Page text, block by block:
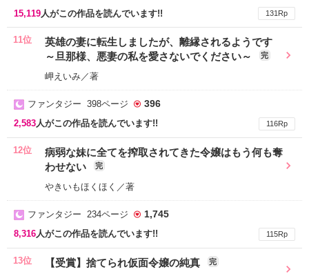
15,119人がこの作品を読んでいます!! 131Rp
11位
英雄の妻に転生しましたが、離縁されるようです
～旦那様、悪妻の私を愛さないでください～
完
岬えいみ／著
ファンタジー 398ページ 396
2,583人がこの作品を読んでいます!! 116Rp
12位
病弱な妹に全てを搾取されてきた令嬢はもう何も奪
わせない
完
やきいもほくほく／著
ファンタジー 234ページ 1,745
8,316人がこの作品を読んでいます!! 115Rp
13位 【受賞】捨てられ仮面令嬢の純真 完